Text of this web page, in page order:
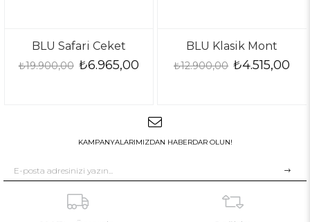
Safari Ceket
₺6.965,00
BLU Klasik Mont
₺4.515,00
₺12.900,00
KAMPANYALARIMIZDAN HABERDAR OLUN!